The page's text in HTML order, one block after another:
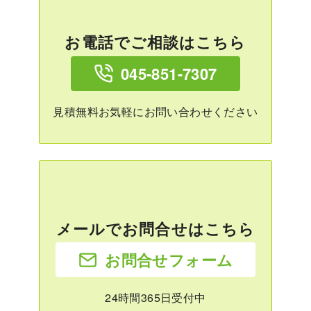
お電話でご相談はこちら
045-851-7307
見積無料お気軽にお問い合わせください
メールでお問合せはこちら
お問合せフォーム
24時間365日受付中